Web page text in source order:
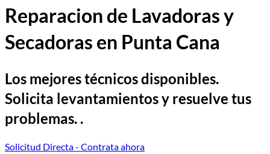
Reparacion de Lavadoras y
Secadoras en Punta Cana
Los mejores técnicos disponibles.
Solicita levantamientos y resuelve tus
problemas. .
Solicitud Directa- Contrata ahora